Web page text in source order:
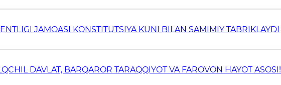
JAMOASI KONSTITUTSIYA KUNI BILAN SAMIMIY TABRIKLAYDI
DAVLAT, BARQAROR TARAQQIYOT VA FAROVON HAYOT ASOSI!